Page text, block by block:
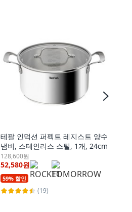
테팔 인덕션 퍼펙트 레지스트 양수
냄비, 스테인리스 스틸, 1개, 24cm
128,600원
52,580원
59% 할인
(19)